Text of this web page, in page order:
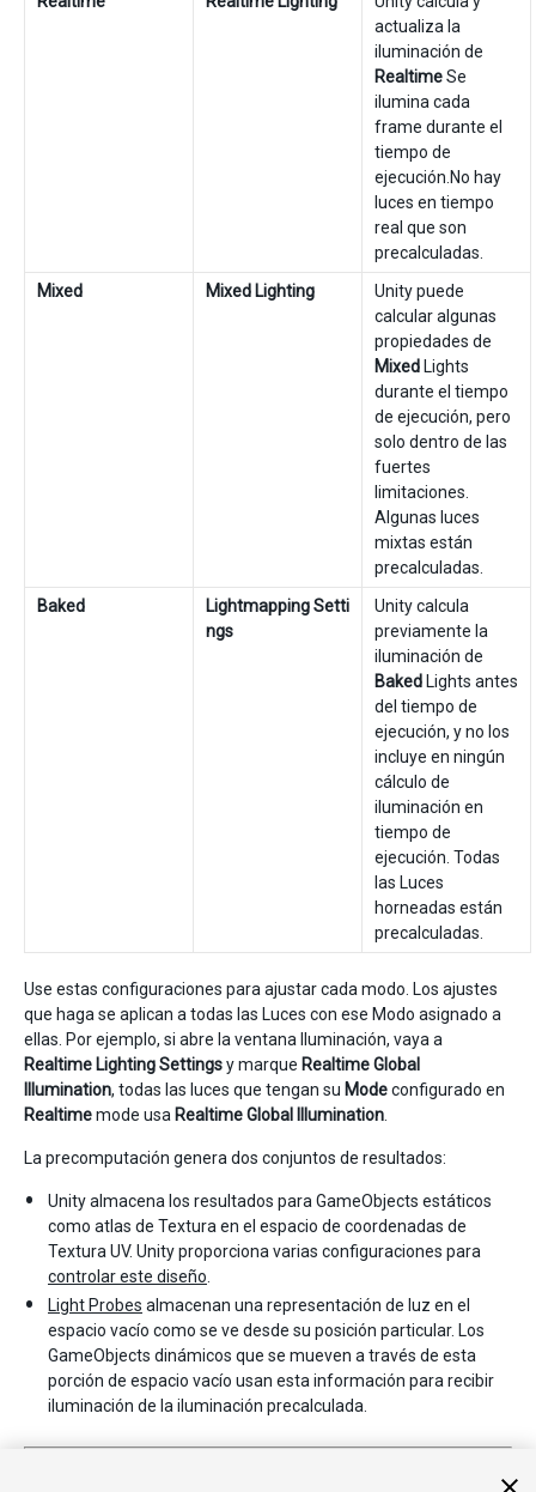
actualiza la
iluminación de
RealtimeSe
ilumina cada
frame durante el
tiempo de
ejecución.No hay
luces en tiempo
real que son
precalculadas.
Mixed
Mixed Lighting
Unity puede
calcular algunas
propiedades de
Mixed Lights
durante el tiempo
de ejecución, pero
solo dentro de las
fuertes
limitaciones.
Algunas luces
mixtas están
precalculadas.
Baked
Lightmapping Setti
ngs
Unity calcula
previamente la
iluminación de
Baked Lights antes
del tiempo de
ejecución, y no los
incluye en ningún
cálculo de
iluminación en
tiempo de
ejecución. Todas
las Luces
horneadas están
precalculadas.
Use estas configuraciones para ajustar cada modo. Los ajustes
que haga se aplican a todas las Luces con ese Modo asignado a
ellas. Por ejemplo, si abre la ventana Iluminación, vaya a
Realtime Lighting Settingsy marque Realtime Global
Illumination, todas las luces que tengan su Modeconfigurado en
Realtimemode usa Realtime Global Illumination.
La precomputación genera dos conjuntos de resultados:
Unity almacena los resultados para GameObjects estáticos
como atlas de Textura en el espacio de coordenadas de
Textura UV. Unity proporciona varias configuraciones para
controlar este diseño.
Light Probes almacenan una representación de luz en el
espacio vacío como se ve desde su posición particular. Los
GameObjects dinámicos que se mueven a través de esta
porción de espacio vacío usan esta información para recibir
iluminación de la iluminación precalculada.